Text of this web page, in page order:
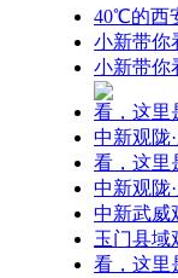
40℃的西
小新带你
小新带你
看，这里
中新观陇
看，这里
中新观陇
中新武威
玉门县域
看，这里